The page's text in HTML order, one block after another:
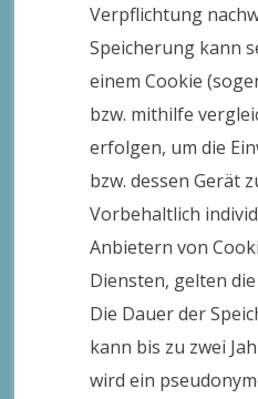
Verpflichtung
Speicherung kann
einem Cookie
bzw. mithilfe
erfolgen, um die
bzw. dessen Gerät
Vorbehaltlich
Anbietern von
Diensten, gelten
Die Dauer der
kann bis zu zwei
wird ein